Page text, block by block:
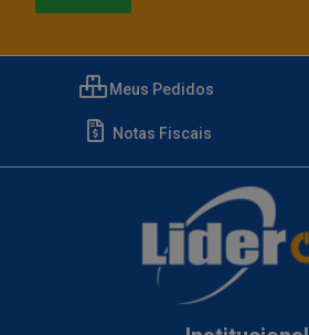
Meus Pedidos
Notas Fiscais